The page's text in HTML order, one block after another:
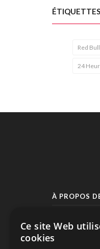
Red Bull
24
À PROPOS
Pole-
automobile.
SUIVEZ-NOUS
Ce site Web
cookies